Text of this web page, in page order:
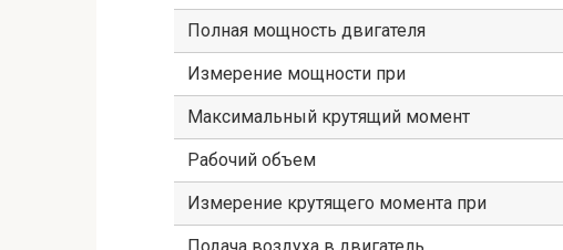
Полная мощность двигателя
Измерение мощности при
Максимальный крутящий момент
Рабочий объем
Измерение крутящего момента при
Подача воздуха в двигатель